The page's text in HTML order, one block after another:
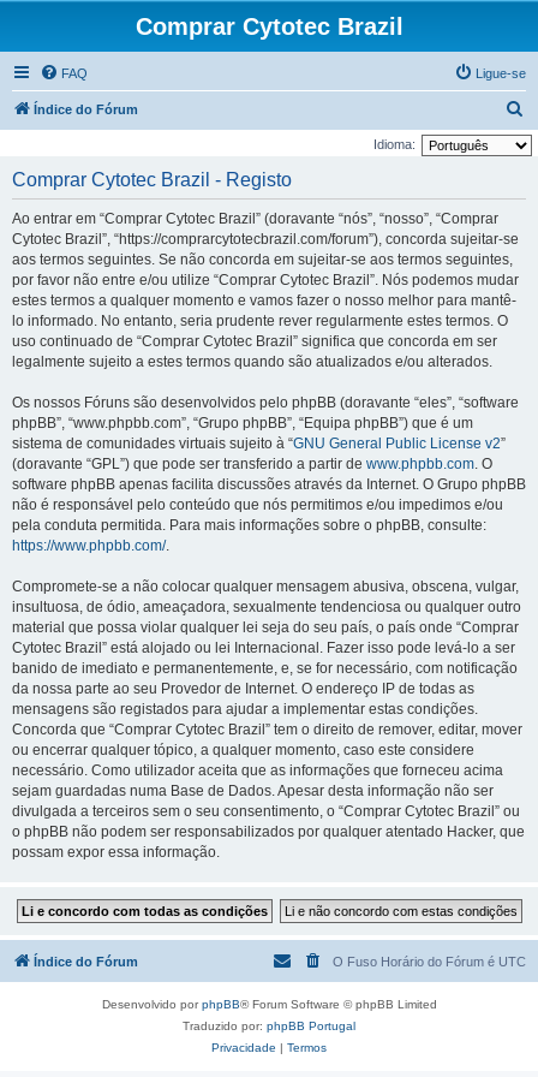
Comprar Cytotec Brazil
FAQ Ligue-se
Índice do Fórum
e
Idioma:
Comprar Cytotec Brazil - Registo
Ao entrar em “Comprar Cytotec Brazil” (doravante “nós”, “nosso”, “Comprar
Cytotec Brazil”, “https://comprarcytotecbrazil.com/forum”), concorda sujeitar-se
aos termos seguintes. Se não concorda em sujeitar-se aos termos seguintes,
por favor não entre e/ou utilize “Comprar Cytotec Brazil”. Nós podemos mudar
estes termos a qualquer momento e vamos fazer o nosso melhor para mantê-
lo informado. No entanto, seria prudente rever regularmente estes termos. O
uso continuado de “Comprar Cytotec Brazil” significa que concorda em ser
legalmente sujeito a estes termos quando são atualizados e/ou alterados.
Os nossos Fóruns são desenvolvidos pelo phpBB (doravante “eles”, “software
phpBB”, “www.phpbb.com”, “Grupo phpBB”, “Equipa phpBB”) que é um
sistema de comunidades virtuais sujeito à “GNU General Public License v2”
(doravante “GPL”) que pode ser transferido a partir de www.phpbb.com. O
software phpBB apenas facilita discussões através da Internet. O Grupo phpBB
não é responsável pelo conteúdo que nós permitimos e/ou impedimos e/ou
pela conduta permitida. Para mais informações sobre o phpBB, consulte:
https://www.phpbb.com/.
Compromete-se a não colocar qualquer mensagem abusiva, obscena, vulgar,
insultuosa, de ódio, ameaçadora, sexualmente tendenciosa ou qualquer outro
material que possa violar qualquer lei seja do seu país, o país onde “Comprar
Cytotec Brazil” está alojado ou lei Internacional. Fazer isso pode levá-lo a ser
banido de imediato e permanentemente, e, se for necessário, com notificação
da nossa parte ao seu Provedor de Internet. O endereço IP de todas as
mensagens são registados para ajudar a implementar estas condições.
Concorda que “Comprar Cytotec Brazil” tem o direito de remover, editar, mover
ou encerrar qualquer tópico, a qualquer momento, caso este considere
necessário. Como utilizador aceita que as informações que forneceu acima
sejam guardadas numa Base de Dados. Apesar desta informação não ser
divulgada a terceiros sem o seu consentimento, o “Comprar Cytotec Brazil” ou
o phpBB não podem ser responsabilizados por qualquer atentado Hacker, que
possam expor essa informação.
Índice do Fórum O Fuso Horário do Fórum é UTC
Desenvolvido porphpBB® Forum Software © phpBB Limited
Traduzido por: phpBB Portugal
Privacidade | Termos